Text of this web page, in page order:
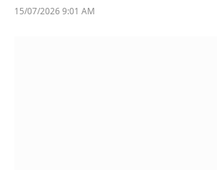
15/07/2026 9:01 AM